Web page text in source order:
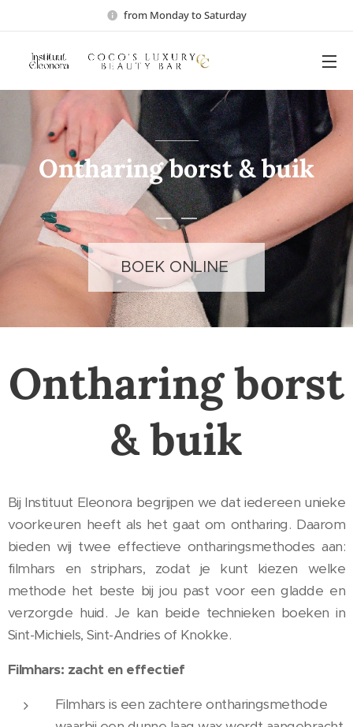
from Monday to Saturday
Ontharing borst & buik
BOEK ONLINE
Ontharing borst
& buik
Bij Instituut Eleonora begrijpen we dat iedereen unieke
voorkeuren heeft als het gaat om ontharing. Daarom
bieden wij twee effectieve ontharingsmethodes aan:
filmhars en striphars, zodat je kunt kiezen welke
methode het beste bij jou past voor een gladde en
verzorgde huid. Je kan beide technieken boeken in
Sint-Michiels, Sint-Andries of Knokke.
Filmhars: zacht en effectief
Filmhars is een zachtere ontharingsmethode